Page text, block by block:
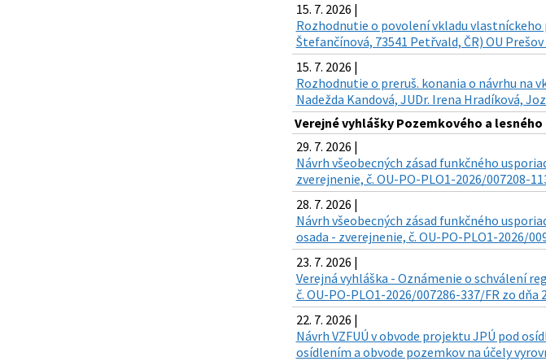
15. 7. 2026 |
Rozhodnutie o povolení vkladu vlastníckeho
Štefančínová, 73541 Petřvald, ČR) OU Prešov
15. 7. 2026 |
Rozhodnutie o preruš. konania o návrhu na
Nadežda Kandová, JUDr. Irena Hradíková,
Verejné vyhlášky Pozemkového a
29. 7. 2026 |
Návrh všeobecných zásad funkčného
zverejnenie, č. OU-PO-PLO1-2026/007208-
28. 7. 2026 |
Návrh všeobecných zásad funkčného
osada - zverejnenie, č. OU-PO-PLO1-2026/
23. 7. 2026 |
Verejná vyhláška - Oznámenie o schválení
č. OU-PO-PLO1-2026/007286-337/FR zo dňa
22. 7. 2026 |
Návrh VZFUÚ v obvode projektu JPÚ pod
osídlením a obvode pozemkov na účely